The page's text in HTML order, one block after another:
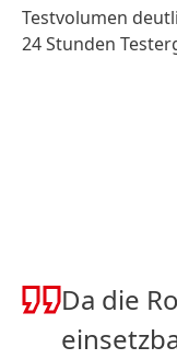
Testvolumen
24 Stunden
Da die